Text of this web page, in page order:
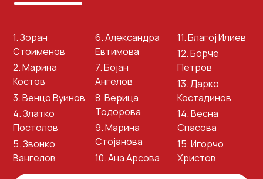
1. Зоран
Стоименов
2. Марина
Костов
3. Венцо Вуинов
4. Златко
Постолов
5. Звонко
Вангелов
6. Александра
Евтимова
7. Бојан
Ангелов
8. Верица
Тодорова
9. Марина
Стојанова
10. Ана Арсова
11. Благој Илиев
12. Борче
Петров
13. Дарко
Костадинов
14. Весна
Спасова
15. Игорчо
Христов